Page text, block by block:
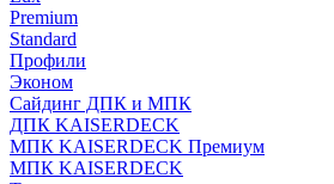
Premium
Standard
Профили
Эконом
Сайдинг ДПК и МПК
ДПК KAISERDECK
МПК KAISERDECK Премиум
МПК KAISERDECK